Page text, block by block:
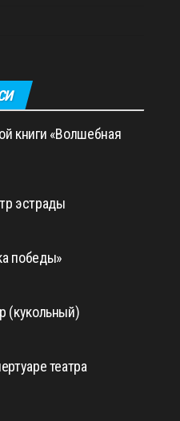
книги «Волшебная
эстрады
победы»
(кукольный)
театра